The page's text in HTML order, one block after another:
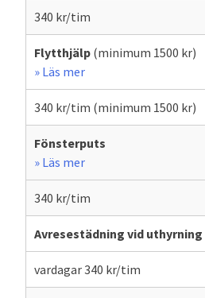
340 kr/tim
Flytthjälp (minimum 1500 kr)
» Läs mer
340 kr/tim (minimum 1500 kr)
Fönsterputs
» Läs mer
340 kr/tim
Avresestädning vid uthyrning
vardagar 340 kr/tim